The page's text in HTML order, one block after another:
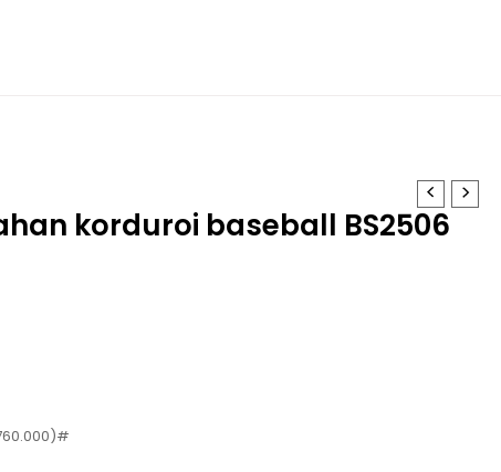
korduroi baseball BS2506